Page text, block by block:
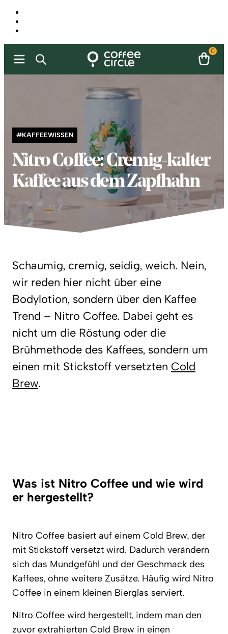
0
#KAFFEEWISSEN
Nitro Coffee: Cremig-kalter
Kaffee aus dem Zapfhahn
Schaumig, cremig, seidig, weich. Nein,
wir reden hier nicht über eine
Bodylotion, sondern über den Kaffee
Trend – Nitro Coffee. Dabei geht es
nicht um die Röstung oder die
Brühmethode des Kaffees, sondern um
einen mit Stickstoff versetzten Cold
Brew.
Was ist Nitro Coffee und wie wird
er hergestellt?
Nitro Coffee basiert auf einem Cold Brew, der
mit Stickstoff versetzt wird. Dadurch verändern
sich das Mundgefühl und der Geschmack des
Kaffees, ohne weitere Zusätze. Häufig wird Nitro
Coffee in einem kleinen Bierglas serviert.
Nitro Coffee wird hergestellt, indem man den
zuvor extrahierten Cold Brew in einen